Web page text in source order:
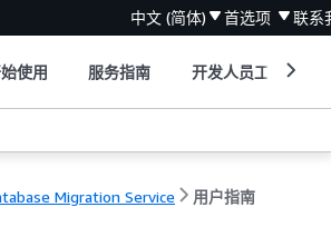
中文 (简体) 首选项 联系
使用 服务指南 开发人员工具
Migration Service 用户指南